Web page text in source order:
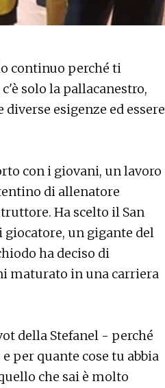
continuo perché ti
solo la pallacanestro,
esigenze ed essere
con i giovani, un lavoro
di allenatore
Ha scelto il San
un gigante del
ha deciso di
maturato in una carriera
della Stefanel - perché
per quante cose tu abbia
che sai è molto